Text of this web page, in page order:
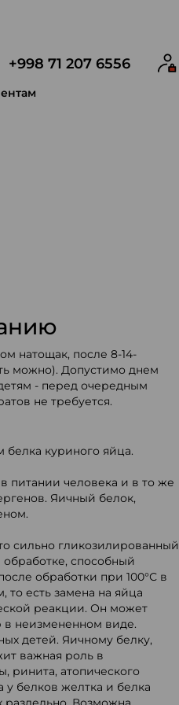
+998 71 207 6556
натощак, после 8-14-
можно). Допустимо днем
- перед очередным
не требуется.
куриного яйца.
питании человека и в то же
Яичный белок,
сильно гликозилированный
способный
обработки при 100°С в
то есть замена на яйца
реакции. Он может
в неизмененном виде.
детей. Яичному белку,
важная роль в
ринита, атопического
у белков желтка и белка